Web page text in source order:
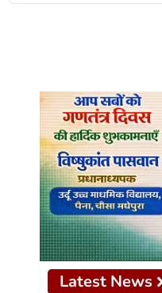
Latest News